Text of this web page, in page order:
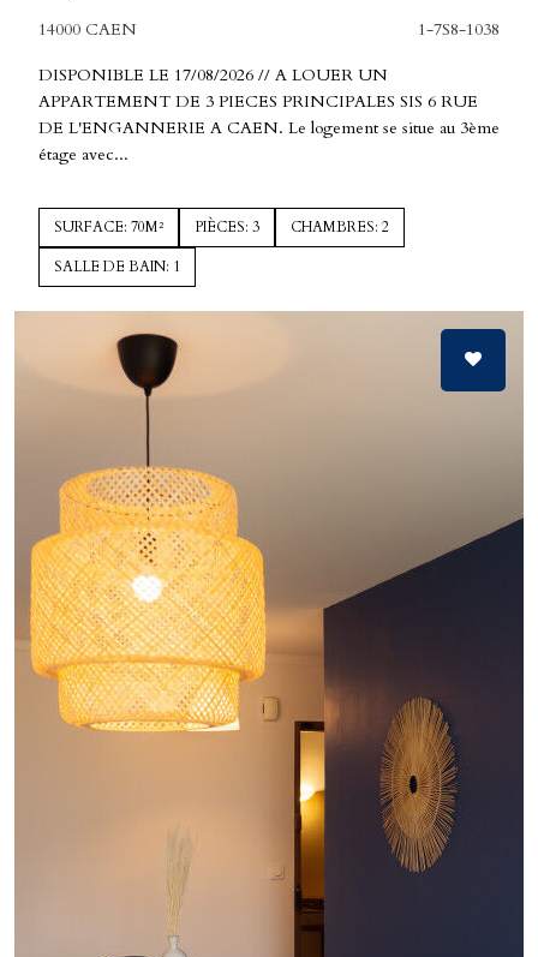
14000 CAEN
1-7S8-1038
DISPONIBLE LE 17/08/2026 // A LOUER UN
APPARTEMENT DE 3 PIECES PRINCIPALES SIS 6 RUE
DE L'ENGANNERIE A CAEN. Le logement se situe au 3ème
étage avec...
SURFACE: 70M² PIÈCES: 3 CHAMBRES: 2
SALLE DE BAIN: 1